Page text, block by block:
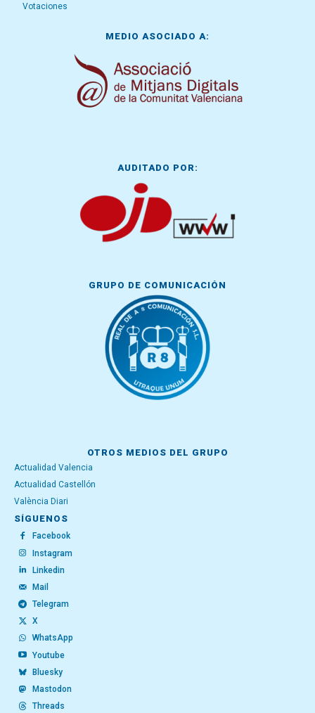
Votaciones
MEDIO ASOCIADO A:
AUDITADO POR:
GRUPO DE COMUNICACIÓN
OTROS MEDIOS DEL GRUPO
Actualidad Valencia
Actualidad Castellón
València Diari
SÍGUENOS
Facebook
Instagram
Linkedin
Mail
Telegram
X
WhatsApp
Youtube
Bluesky
Mastodon
Threads